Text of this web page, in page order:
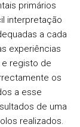
primários
interpretação
a cada
experiências
e registo de
os
a esse
de uma
realizados.